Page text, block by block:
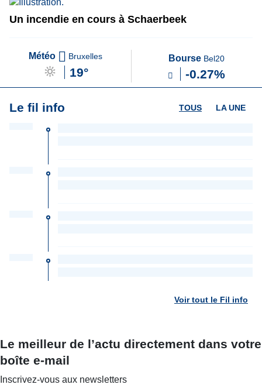
Un incendie en cours à Schaerbeek
Météo Bruxelles
19°
Bourse Bel20
-0.27%
Le fil info LA UNE
TOUS
Voir tout le Fil info
Le meilleur de l’actu directement dans votre
boîte e-mail
Inscrivez-vous aux newsletters